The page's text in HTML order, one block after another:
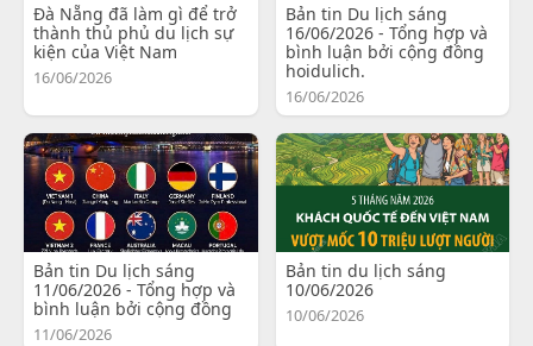
Đà Nẵng đã làm gì để trở
thành thủ phủ du lịch sự
kiện của Việt Nam
16/06/2026
Bản tin Du lịch sáng
16/06/2026 - Tổng hợp và
bình luận bởi cộng đồng
hoidulich.
16/06/2026
Bản tin Du lịch sáng
11/06/2026 - Tổng hợp và
bình luận bởi cộng đồng
11/06/2026
Bản tin du lịch sáng
10/06/2026
10/06/2026